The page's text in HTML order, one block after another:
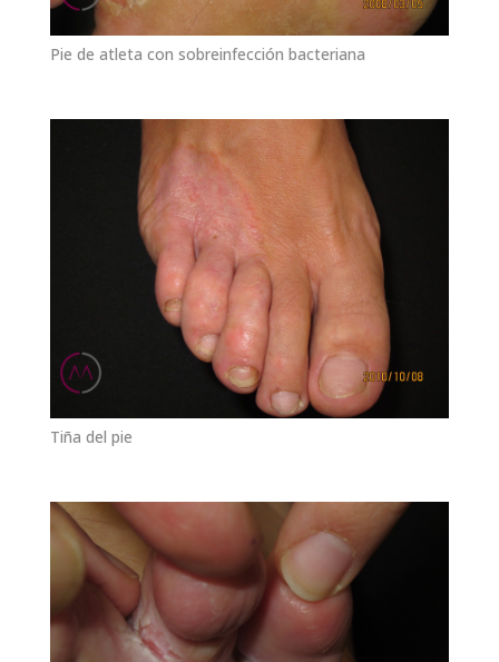
Pie de atleta con sobreinfección bacteriana
Tiña del pie